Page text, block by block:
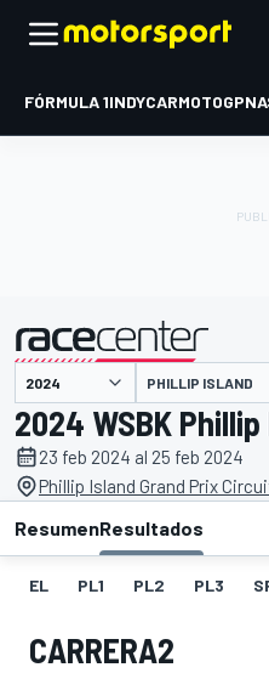
FÓRMULA 1INDYCARMOTOGP
presentado por PHILLIP ISLAND
2024 WSBK
23 feb 2024 al 25 feb 2024
Phillip Island Grand Prix
ResumenResultados
EL PL1 PL2 PL3
CARRERA2